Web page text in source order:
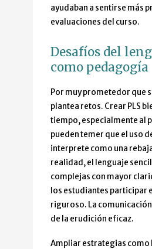
ayudaban a sentirse más
evaluaciones del curso.
Desafíos del
como pedagogía
Por muy prometedor que
plantea retos. Crear PLS
tiempo, especialmente al
pueden temer que el uso
interprete como una
realidad, el lenguaje
complejas con mayor
los estudiantes participar
riguroso. La
de la erudición eficaz.
Ampliar estrategias como